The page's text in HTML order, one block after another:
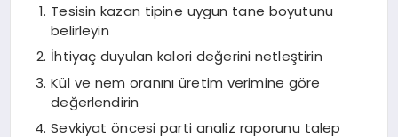
Tesisin kazan tipine uygun tane boyutunu
belirleyin
İhtiyaç duyulan kalori değerini netleştirin
Kül ve nem oranını üretim verimine göre
değerlendirin
Sevkiyat öncesi parti analiz raporunu talep